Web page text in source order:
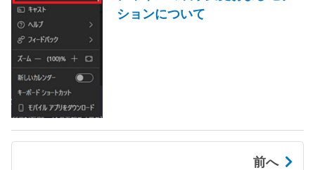
ションについて
前へ